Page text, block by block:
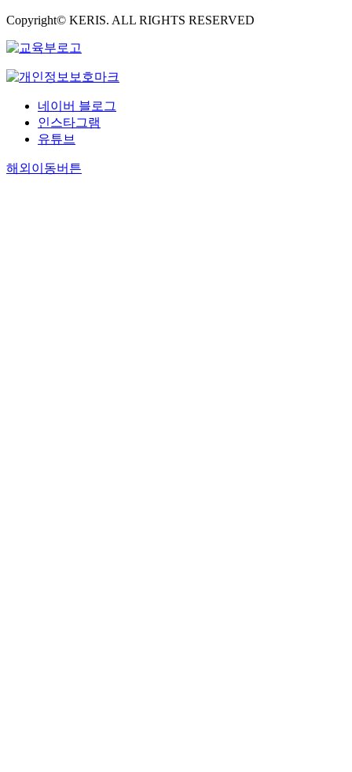
Copyright© KERIS. ALL RIGHTS RESERVED
네이버 블로그
인스타그램
유튜브
해외이동버튼